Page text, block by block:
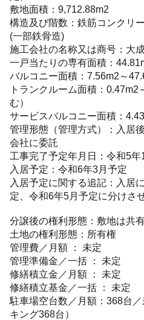
敷地面積：9,712.88m2
構造及び階数：鉄筋コンクリ
(一部鉄骨造)
施工会社の名称又は商号：大
一戸当たりの専有面積：
バルコニー面積：7.56m2～
トランクルーム面積：
む）
サービスバルコニー面積：
管理形態（管理方式）：入居
会社に委託
工事完了予定年月日：令和5年
入居予定：令和6年3月予定
入居予定に関する追記：入居
定、令和6年5月予定に分けさ
分譲後の権利形態：敷地は共
土地の権利形態：所有権
管理費／月額 ： 未定
管理準備金／一括 ： 未定
修繕積立金／月額 ： 未定
修繕積立基金／一括 ： 未定
駐車場空台数／月額：368台
キング368台）